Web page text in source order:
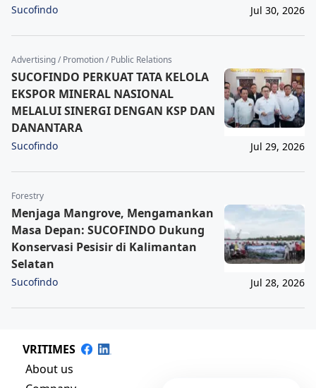
Sucofindo Jul 30, 2026
Advertising / Promotion / Public Relations
SUCOFINDO PERKUAT TATA KELOLA
EKSPOR MINERAL NASIONAL
MELALUI SINERGI DENGAN KSP DAN
DANANTARA
Sucofindo Jul 29, 2026
Forestry
Menjaga Mangrove, Mengamankan
Masa Depan: SUCOFINDO Dukung
Konservasi Pesisir di Kalimantan
Selatan
Sucofindo Jul 28, 2026
VRITIMES
About us